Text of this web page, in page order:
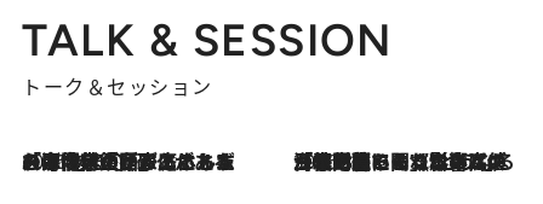
TALK & SESSION
トーク＆セッション
2026.8.3
「今後値上げがあるとすれば…」「リスクがあるのは今年の冬」エネルギー専門家が語る、ホルムズ海峡封鎖が家庭にもたらす“ある心配” 2026.8.3
「住宅建てられない…」「サーチャージ料の高値が続いている」ホルムズ海峡封鎖による影響はいつまで続く？《エネルギー専門家に聞く“どうなる日本の暮らし”》